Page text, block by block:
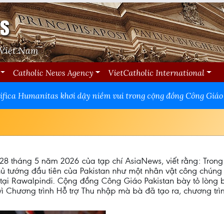
Nam
Catholic News Agency VietCatholic International
Humanitas khơi dậy niềm vui trong cộng đồng Công
tháng 5 năm 2026 của tạp chí AsiaNews, viết rằng:
tướng đầu tiên của Pakistan như một nhân vật công
Rawalpindi. Cộng đồng Công Giáo Pakistan bày tỏ
Chương trình Hỗ trợ Thu nhập mà bà đã tạo ra, chương